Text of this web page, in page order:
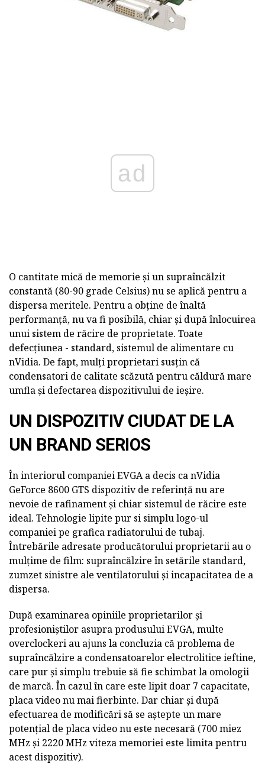
ad
O cantitate mică de memorie și un supraîncălzit
constantă (80-90 grade Celsius) nu se aplică pentru a
dispersa meritele. Pentru a obține de înaltă
performanță, nu va fi posibilă, chiar și după înlocuirea
unui sistem de răcire de proprietate. Toate
defecțiunea - standard, sistemul de alimentare cu
nVidia. De fapt, mulți proprietari susțin că
condensatori de calitate scăzută pentru căldură mare
umfla și defectarea dispozitivului de ieșire.
UN DISPOZITIV CIUDAT DE LA
UN BRAND SERIOS
În interiorul companiei EVGA a decis ca nVidia
GeForce 8600 GTS dispozitiv de referință nu are
nevoie de rafinament și chiar sistemul de răcire este
ideal. Tehnologie lipite pur si simplu logo-ul
companiei pe grafica radiatorului de tubaj.
Întrebările adresate producătorului proprietarii au o
mulțime de film: supraîncălzire în setările standard,
zumzet sinistre ale ventilatorului și incapacitatea de a
dispersa.
După examinarea opiniile proprietarilor și
profesioniștilor asupra produsului EVGA, multe
overclockeri au ajuns la concluzia că problema de
supraîncălzire a condensatoarelor electrolitice ieftine,
care pur și simplu trebuie să fie schimbat la omologii
de marcă. În cazul în care este lipit doar 7 capacitate,
placa video nu mai fierbinte. Dar chiar și după
efectuarea de modificări să se aștepte un mare
potențial de placa video nu este necesară (700 miez
MHz și 2220 MHz viteza memoriei este limita pentru
acest dispozitiv).